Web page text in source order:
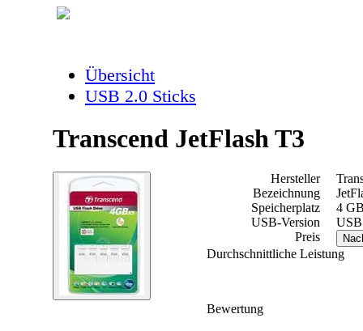
Übersicht
USB 2.0 Sticks
Transcend JetFlash T3
Hersteller
Bezeichnung
Speicherplatz
4
USB-Version
Preis
Durchschnittliche Leistung
Bewertung